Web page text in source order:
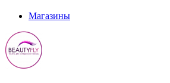
Магазины